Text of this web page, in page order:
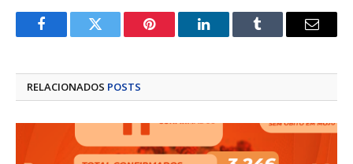
FacebookTwitter Pinterest LinkedInTumblr
E-
RELACIONADOS POSTS